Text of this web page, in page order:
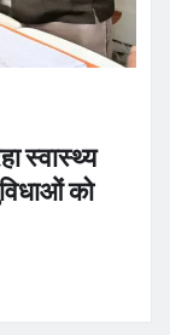
स्वास्थ्य
को